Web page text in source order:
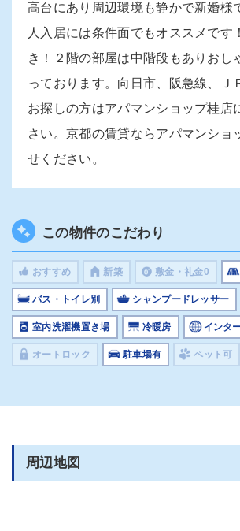
高台にあり周辺環境も静かで新婚様
人入居には条件面でもオススメです
き！２階の部屋は中階段もありおし
っております。向日市、阪急線、Ｊ
お探しの方はアパマンショップ桂店
さい。京都の賃貸ならアパマンショ
せください。
この物件のこだわり
おすすめ 新築 敷金・礼金0
バス・トイレ別 シャンプードレッサー
室内洗濯機置き場 冷暖房 インタ
オートロック 駐車場有 ペット可
周辺地図